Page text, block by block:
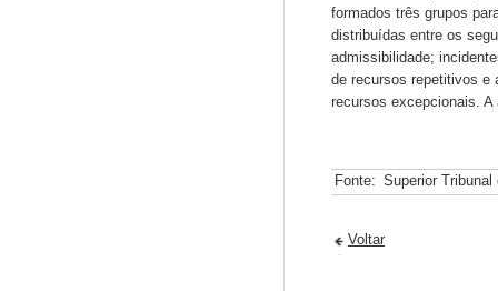
formados três grupos
distribuídas entre os
admissibilidade;
de recursos repetitivos e
recursos excepcionais. A
Fonte: Superior
Voltar